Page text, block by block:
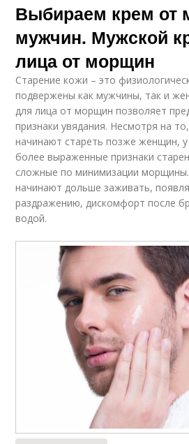
Выбираем крем от
мужчин. Мужской
лица от морщин
Старение кожи – это
подвержены как мужчины, так и
для лица от морщин позволяет
признаки увядания. Несмотря на
начинают стареть позже женщин,
более выраженные признаки
сложные по минимизации
начинают дольше заживать,
раздражению, дискомфорт после
водой.